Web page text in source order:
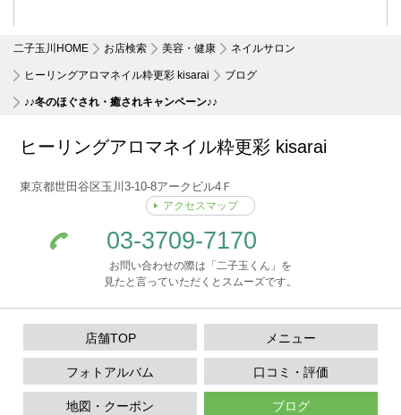
二子玉川HOME お店検索 美容・健康 ネイルサロン
ヒーリングアロマネイル粋更彩 kisarai ブログ
♪♪冬のほぐされ・癒されキャンペーン♪♪
ヒーリングアロマネイル粋更彩 kisarai
東京都世田谷区玉川3-10-8アークビル4Ｆ
アクセスマップ
03-3709-7170
お問い合わせの際は「二子玉くん」を
見たと言っていただくとスムーズです。
店舗TOP メニュー
フォトアルバム 口コミ・評価
地図・クーポン ブログ